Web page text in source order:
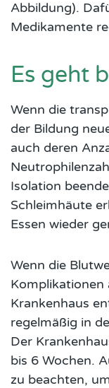
Abbildung).
Medikamente
Es geht
Wenn die
der Bildung
auch deren
Isolation
Schleimhäute
Essen wieder
Wenn die
Krankenhaus
regelmäßig in
Der
bis 6 Wochen.
zu beachten,